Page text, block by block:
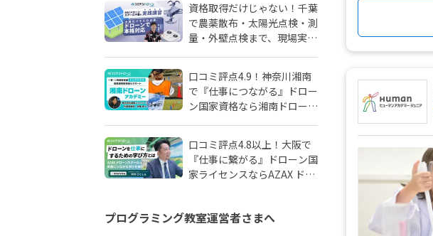
資格取得だけじゃない！千葉
で農薬散布・太陽光点検・測
量・外壁点検まで、現場実務
口コミ評点4.9！神奈川湘南
で『仕事につながる』ドロー
ン国家資格なら湘南ドローン
口コミ評点4.8以上！大阪で
『仕事に繋がる』ドローン国
家ライセンスならAZAX ドロ
プログラミング教室運営者さまへ